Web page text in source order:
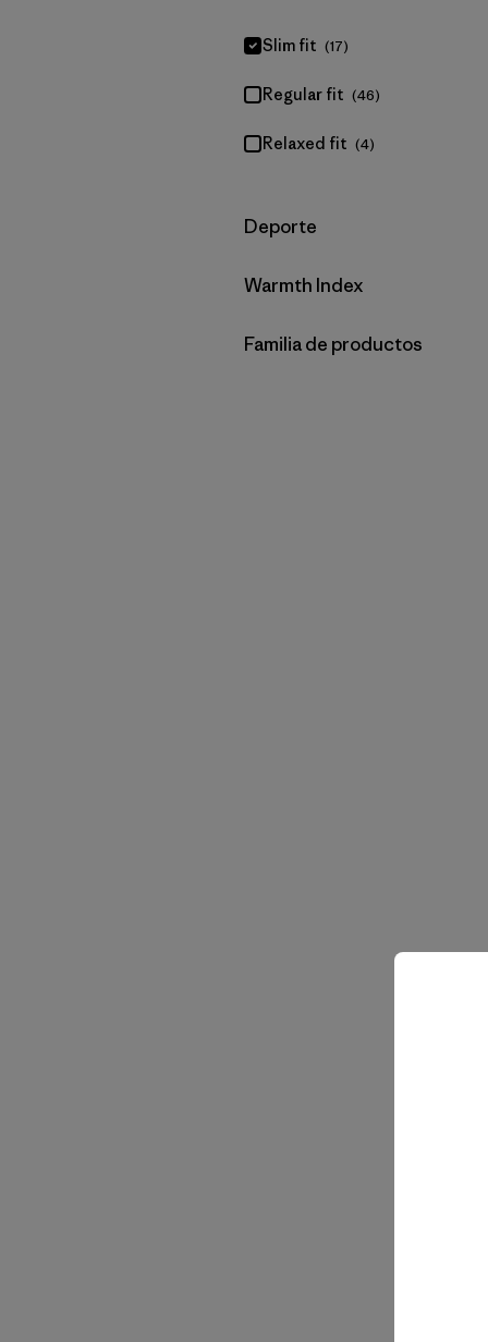
Slim fit (17)
Regular fit (46)
Relaxed fit (4)
Filtrar por
Deporte
Filtrar por
Warmth Index
Filtrar por
Familia de productos